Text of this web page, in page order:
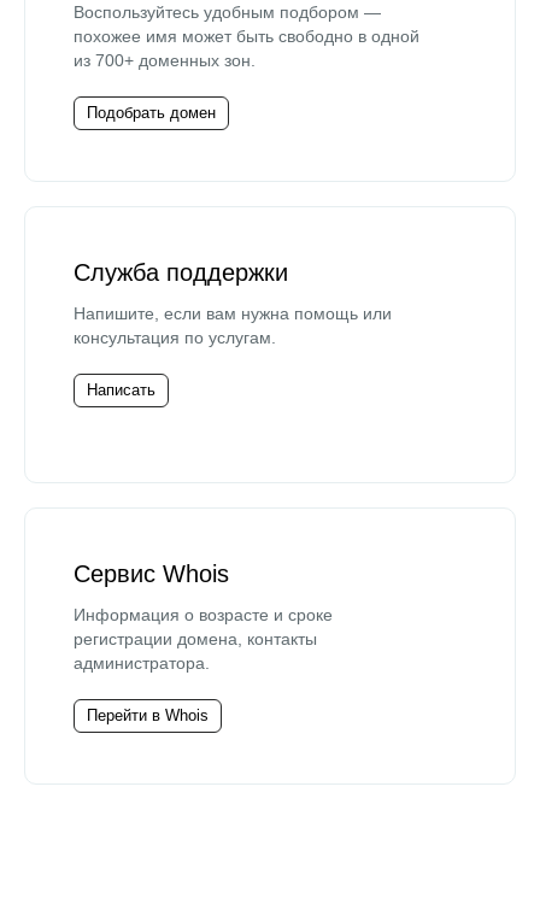
Воспользуйтесь удобным подбором —
похожее имя может быть свободно в одной
из 700+ доменных зон.
Подобрать домен
Служба поддержки
Напишите, если вам нужна помощь или
консультация по услугам.
Написать
Сервис Whois
Информация о возрасте и сроке
регистрации домена, контакты
администратора.
Перейти в Whois